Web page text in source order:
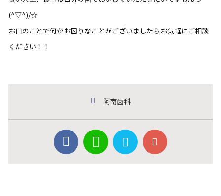
(^▽^)/☆
お口のことで何かお困りなことがございましたらお気軽にご相談
ください！！
阿南歯科